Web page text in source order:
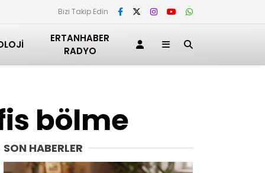
Bizi Takip Edin
ERTANHABER
RADYO
bölme
SON HABERLER